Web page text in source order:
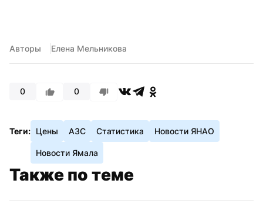
Авторы Елена Мельникова
0 0
Теги: Цены АЗС Статистика Новости ЯНАО
Новости Ямала
Также по теме